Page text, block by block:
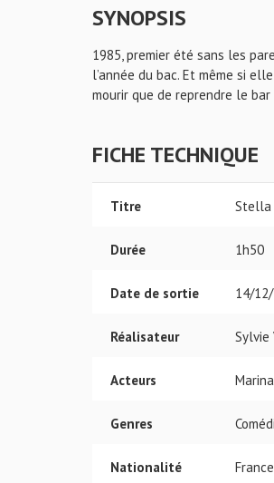
SYNOPSIS
1985, premier été sans les
l’année du bac. Et même si
mourir que de reprendre le
FICHE TECHNIQUE
Titre Stella
Durée 1h50
Date de sortie 14/
Réalisateur Sylvie
Acteurs
Genres
Nationalité France